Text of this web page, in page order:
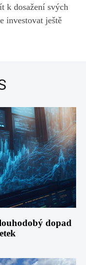
k dosažení svých
investovat ještě
dopad